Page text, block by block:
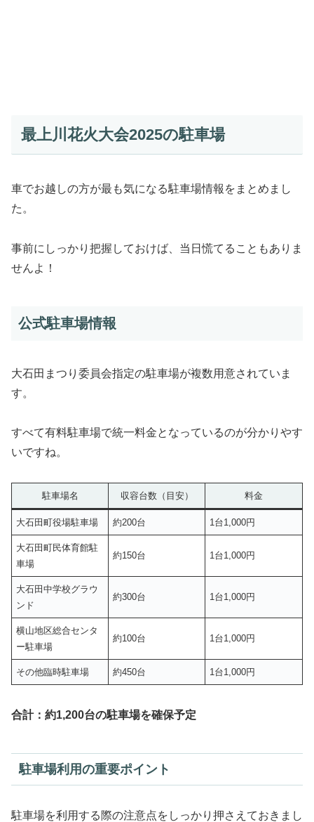
最上川花火大会2025の駐車場
車でお越しの方が最も気になる駐車場情報をまとめまし
た。
事前にしっかり把握しておけば、当日慌てることもありま
せんよ！
公式駐車場情報
大石田まつり委員会指定の駐車場が複数用意されていま
す。
すべて有料駐車場で統一料金となっているのが分かりやす
いですね。
駐車場名 収容台数（目安） 料金
大石田町役場駐車場 約200台 1台1,000円
大石田町民体育館駐
車場
約150台 1台1,000円
大石田中学校グラウ
ンド
約300台 1台1,000円
横山地区総合センタ
ー駐車場
約100台 1台1,000円
その他臨時駐車場 約450台 1台1,000円
合計：約1,200台の駐車場を確保予定
駐車場利用の重要ポイント
駐車場を利用する際の注意点をしっかり押さえておきまし